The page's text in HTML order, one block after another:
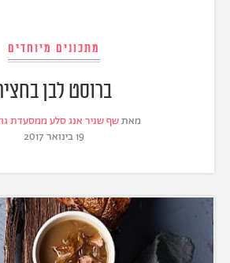
מתכונים מיוחדים
ברוסט לבן
מאתשף שניר אנג סלע ממסעדת
19 בינואר 2017